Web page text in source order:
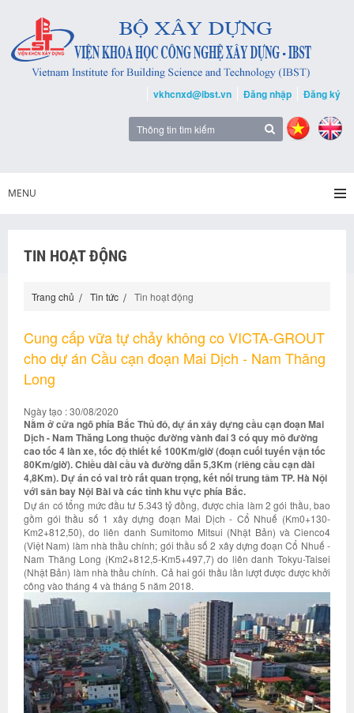
vkhcnxd@ibst.vn Đăng nhập Đăng ký
MENU
TIN HOẠT ĐỘNG
Trang chủ Tin tức Tin hoạt động
Cung cấp vữa tự chảy không co VICTA-GROUT
cho dự án Cầu cạn đoạn Mai Dịch - Nam Thăng
Long
Ngày tạo : 30/08/2020
Nằm ở cửa ngõ phía Bắc Thủ đô, dự án xây dựng cầu cạn đoạn Mai
Dịch - Nam Thăng Long thuộc đường vành đai 3 có quy mô đường
cao tốc 4 làn xe, tốc độ thiết kế 100Km/giờ (đoạn cuối tuyến vận tốc
80Km/giờ). Chiều dài cầu và đường dẫn 5,3Km (riêng cầu cạn dài
4,8Km). Dự án có vai trò rất quan trọng, kết nối trung tâm TP. Hà Nội
với sân bay Nội Bài và các tỉnh khu vực phía Bắc.
Dự án có tổng mức đầu tư 5.343 tỷ đồng, được chia làm 2 gói thầu, bao
gồm gói thầu số 1 xây dựng đoạn Mai Dịch - Cổ Nhuế (Km0+130-
Km2+812,50), do liên danh Sumitomo Mitsui (Nhật Bản) và Cienco4
(Việt Nam) làm nhà thầu chính; gói thầu số 2 xây dựng đoạn Cổ Nhuế -
Nam Thăng Long (Km2+812,5-Km5+497,7) do liên danh Tokyu-Taisei
(Nhật Bản) làm nhà thầu chính. Cả hai gói thầu lần lượt được được khởi
công vào tháng 4 và tháng 5 năm 2018.